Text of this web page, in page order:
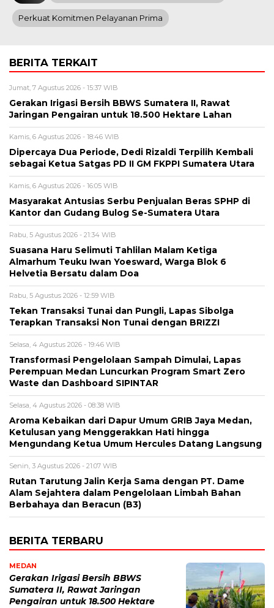
Perkuat Komitmen Pelayanan Prima
BERITA TERKAIT
Jumat, 7 Agustus 2026 - 15:37 WIB
Gerakan Irigasi Bersih BBWS Sumatera II, Rawat
Jaringan Pengairan untuk 18.500 Hektare Lahan
Kamis, 6 Agustus 2026 - 18:46 WIB
Dipercaya Dua Periode, Dedi Rizaldi Terpilih Kembali
sebagai Ketua Satgas PD II GM FKPPI Sumatera Utara
Kamis, 6 Agustus 2026 - 16:05 WIB
Masyarakat Antusias Serbu Penjualan Beras SPHP di
Kantor dan Gudang Bulog Se-Sumatera Utara
Rabu, 5 Agustus 2026 - 21:34 WIB
Suasana Haru Selimuti Tahlilan Malam Ketiga
Almarhum Teuku Iwan Yoesward, Warga Blok 6
Helvetia Bersatu dalam Doa
Rabu, 5 Agustus 2026 - 12:59 WIB
Tekan Transaksi Tunai dan Pungli, Lapas Sibolga
Terapkan Transaksi Non Tunai dengan BRIZZI
Selasa, 4 Agustus 2026 - 19:46 WIB
Transformasi Pengelolaan Sampah Dimulai, Lapas
Perempuan Medan Luncurkan Program Smart Zero
Waste dan Dashboard SIPINTAR
Selasa, 4 Agustus 2026 - 08:38 WIB
Aroma Kebaikan dari Dapur Umum GRIB Jaya Medan,
Ketulusan yang Menggerakkan Hati hingga
Mengundang Ketua Umum Hercules Datang Langsung
Senin, 3 Agustus 2026 - 21:07 WIB
Rutan Tarutung Jalin Kerja Sama dengan PT. Dame
Alam Sejahtera dalam Pengelolaan Limbah Bahan
Berbahaya dan Beracun (B3)
BERITA TERBARU
MEDAN
Gerakan Irigasi Bersih BBWS
Sumatera II, Rawat Jaringan
Pengairan untuk 18.500 Hektare